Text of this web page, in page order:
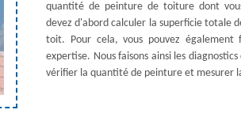
quantité de peinture de toiture dont
devez d'abord calculer la superficie totale
toit. Pour cela, vous pouvez
expertise. Nous faisons ainsi les
vérifier la quantité de peinture et mesurer